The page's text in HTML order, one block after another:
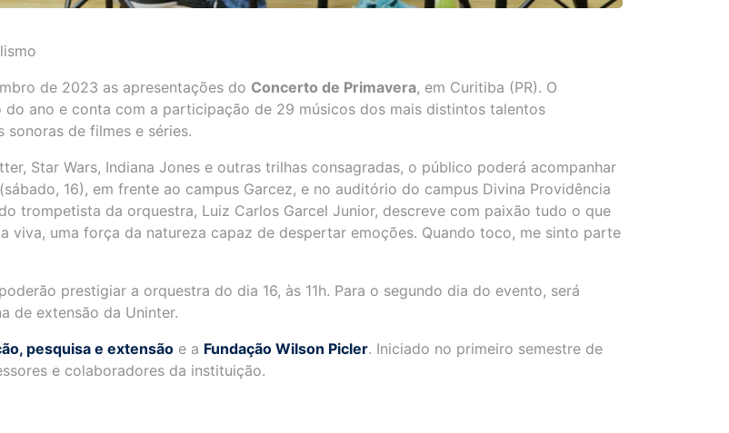
de 2023 as apresentações do Concerto de Primavera, em Curitiba (PR). O
ano e conta com a participação de 29 músicos dos mais distintos talentos
sonoras de filmes e séries.
Star Wars, Indiana Jones e outras trilhas consagradas, o público poderá acompanhar
16), em frente ao campus Garcez, e no auditório do campus Divina Providência
trompetista da orquestra, Luiz Carlos Garcel Junior, descreve com paixão tudo o que
viva, uma força da natureza capaz de despertar emoções. Quando toco, me sinto parte
prestigiar a orquestra do dia 16, às 11h. Para o segundo dia do evento, será
de extensão da Uninter.
pesquisa e extensão e a Fundação Wilson Picler. Iniciado no primeiro semestre de
e colaboradores da instituição.